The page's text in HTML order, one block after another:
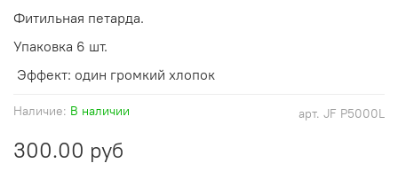
арт. JF P5000L
Наличие: В наличии
300.00 руб
Фитильная петарда.
Упаковка 6 шт.
Эффект: один громкий хлопок